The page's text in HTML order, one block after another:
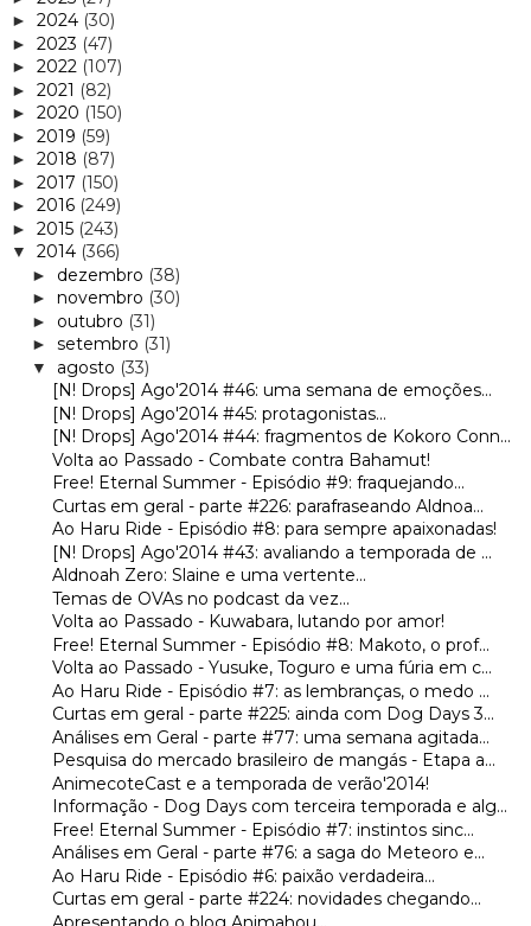
► 2024 (30)
► 2023 (47)
► 2022 (107)
► 2021 (82)
► 2020 (150)
► 2019 (59)
► 2018 (87)
► 2017 (150)
► 2016 (249)
► 2015 (243)
▼ 2014 (366)
► dezembro (38)
► novembro (30)
► outubro (31)
► setembro (31)
▼ agosto (33)
[N! Drops] Ago'2014 #46: uma semana de emoções...
[N! Drops] Ago'2014 #45: protagonistas...
[N! Drops] Ago'2014 #44: fragmentos de Kokoro Conn...
Volta ao Passado - Combate contra Bahamut!
Free! Eternal Summer - Episódio #9: fraquejando...
Curtas em geral - parte #226: parafraseando Aldnoa...
Ao Haru Ride - Episódio #8: para sempre apaixonadas!
[N! Drops] Ago'2014 #43: avaliando a temporada de ...
Aldnoah Zero: Slaine e uma vertente...
Temas de OVAs no podcast da vez...
Volta ao Passado - Kuwabara, lutando por amor!
Free! Eternal Summer - Episódio #8: Makoto, o prof...
Volta ao Passado - Yusuke, Toguro e uma fúria em c...
Ao Haru Ride - Episódio #7: as lembranças, o medo ...
Curtas em geral - parte #225: ainda com Dog Days 3...
Análises em Geral - parte #77: uma semana agitada...
Pesquisa do mercado brasileiro de mangás - Etapa a...
AnimecoteCast e a temporada de verão'2014!
Informação - Dog Days com terceira temporada e alg...
Free! Eternal Summer - Episódio #7: instintos sinc...
Análises em Geral - parte #76: a saga do Meteoro e...
Ao Haru Ride - Episódio #6: paixão verdadeira...
Curtas em geral - parte #224: novidades chegando...